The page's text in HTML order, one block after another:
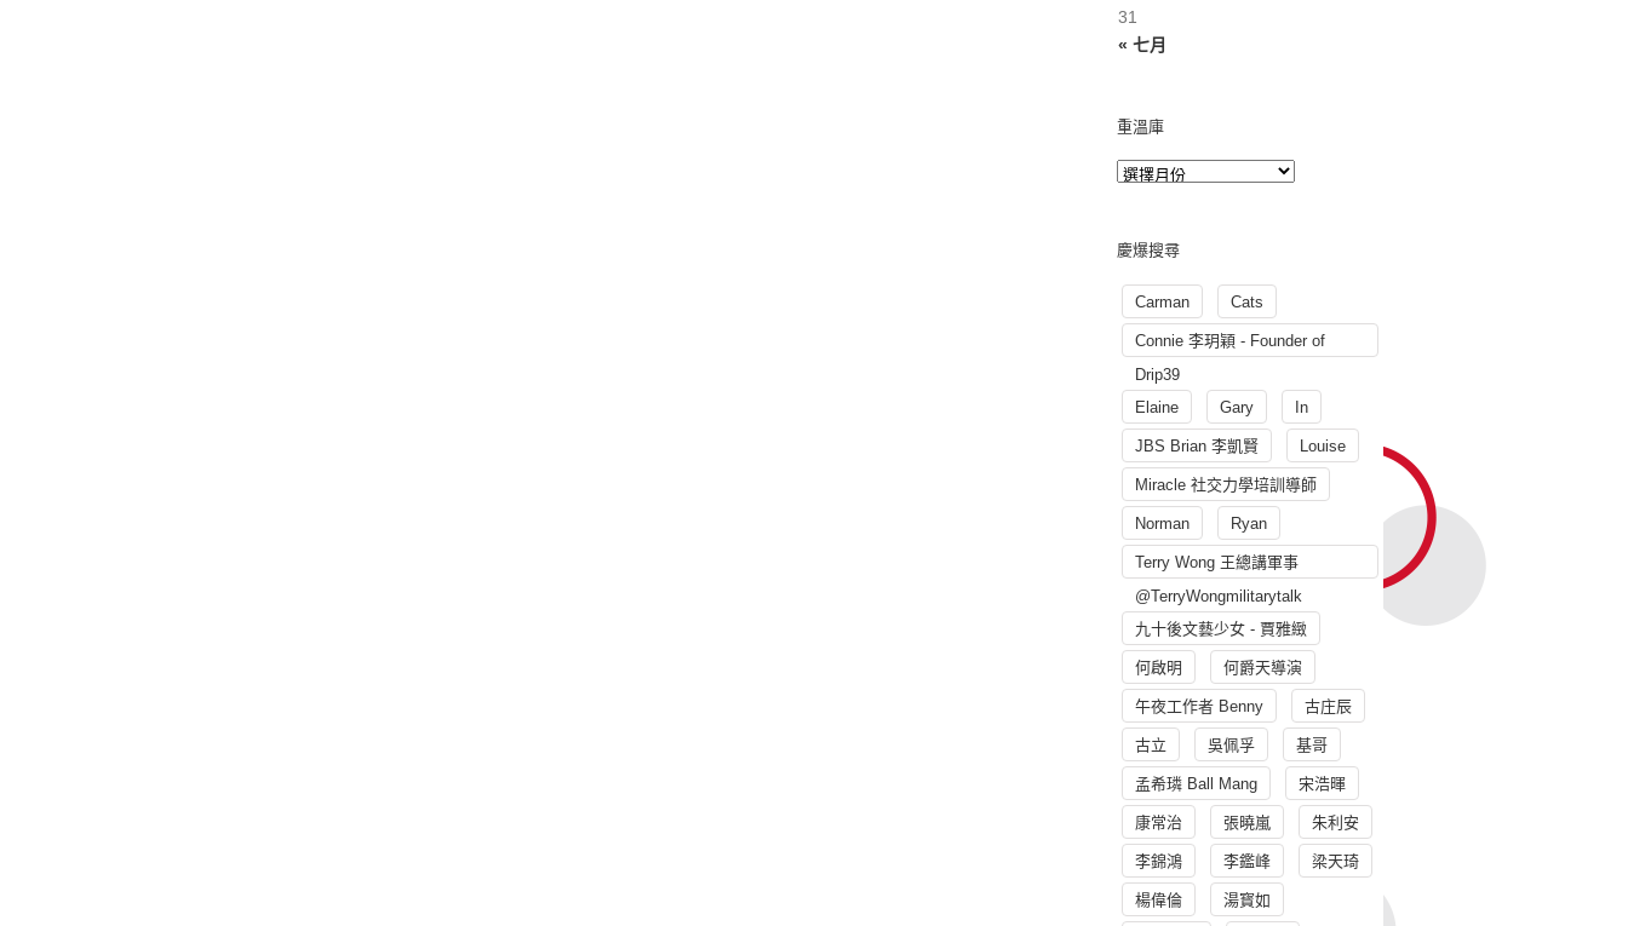
« 七月
31
重溫庫
慶爆搜尋
Carman Cats
Connie 李玥穎 - Founder of
Drip39
Elaine
Gary In
JBS Brian 李凱賢 Louise
Miracle 社交力學培訓導師
Norman Ryan
Terry Wong 王總講軍事
@TerryWongmilitarytalk
九十後文藝少女 - 賈雅緻
何啟明 何爵天導演
午夜工作者 Benny 古庄辰
古立 吳佩孚 基哥
孟希璘 Ball Mang 宋浩暉
康常治 張曉嵐 朱利安
李錦鴻 李鑑峰 梁天琦
楊偉倫 湯寳如